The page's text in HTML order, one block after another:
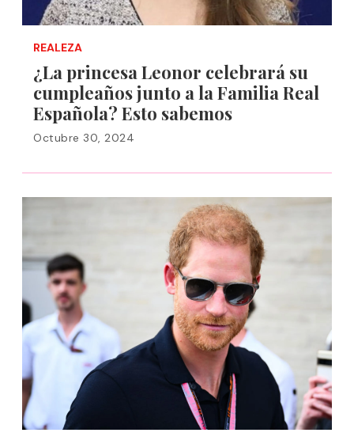
REALEZA
¿La princesa Leonor celebrará su
cumpleaños junto a la Familia Real
Española? Esto sabemos
Octubre 30, 2024